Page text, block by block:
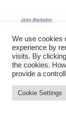
John Maibohm
Transformers :
Assemblage
2 Bereiche: Der
experience by
visits. By clicking
the cookies.
provide a
Cookie Settings